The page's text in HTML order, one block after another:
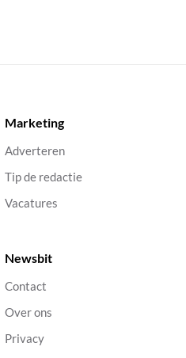
Marketing
Adverteren
Tip de redactie
Vacatures
Newsbit
Contact
Over ons
Privacy